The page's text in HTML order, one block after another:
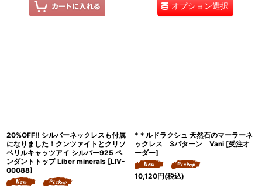
オプション選択
20%OFF!! シルバーネックレスも付属
になりました！クンツァイトとクリソ
ベリルキャッツアイ シルバー925 ペ
ンダントトップ Liber minerals [LIV-
00088]
*＊ルドラクシュ 天然石のマーラーネ
ックレス 3パターン Vani [受注オ
ーダー]
10,120円(税込)